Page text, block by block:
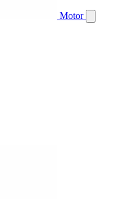
Motor